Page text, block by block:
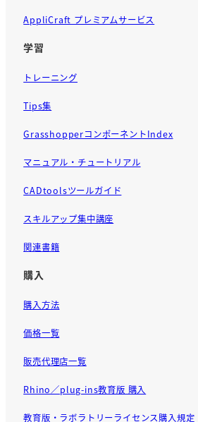
AppliCraft プレミアムサービス
学習
トレーニング
Tips集
GrasshopperコンポーネントIndex
マニュアル・チュートリアル
CADtoolsツールガイド
スキルアップ集中講座
関連書籍
購入
購入方法
価格一覧
販売代理店一覧
Rhino／plug-ins教育版 購入
教育版・ラボラトリーライセンス購入規定